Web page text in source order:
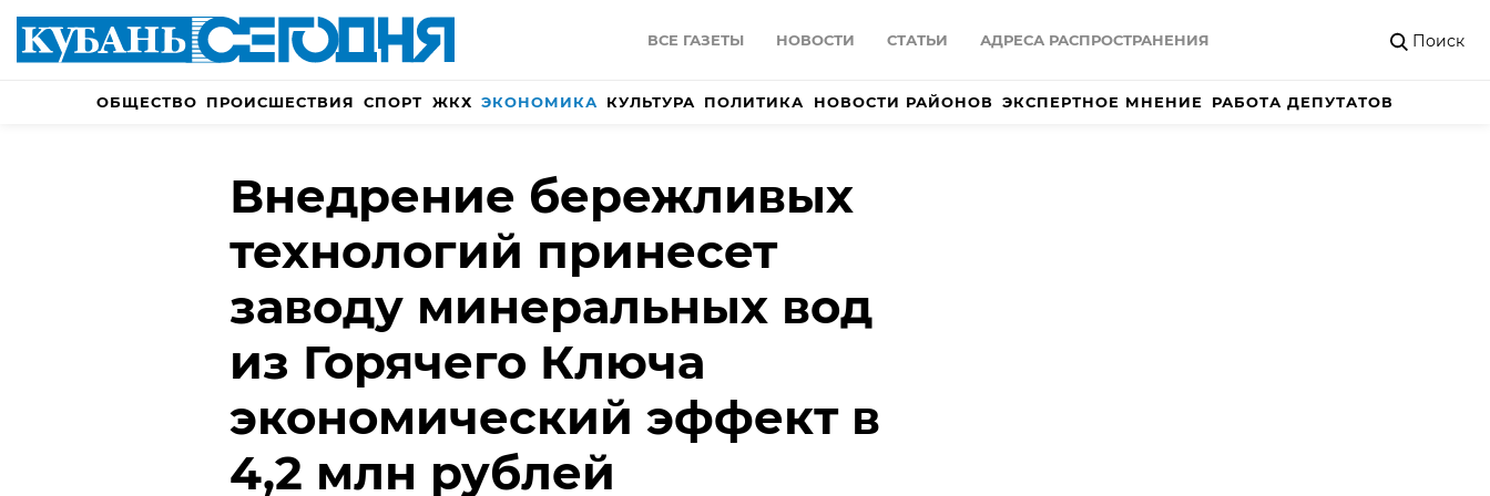
ВСЕ ГАЗЕТЫ НОВОСТИ СТАТЬИ АДРЕСА РАСПРОСТРАНЕНИЯ Поиск
ОБЩЕСТВО ПРОИСШЕСТВИЯ СПОРТ ЖКХ ЭКОНОМИКА КУЛЬТУРА ПОЛИТИКА НОВОСТИ РАЙОНОВ ЭКСПЕРТНОЕ МНЕНИЕ РАБОТА ДЕПУТАТОВ
Внедрение бережливых
технологий принесет
заводу минеральных вод
из Горячего Ключа
экономический эффект в
4,2 млн рублей